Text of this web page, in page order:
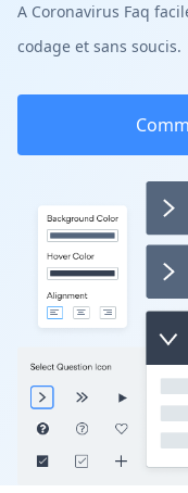
A Coronavirus Faq
codage et sans soucis.